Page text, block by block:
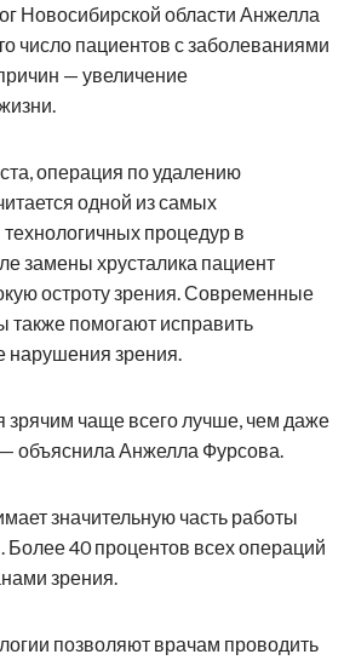
Новосибирской области Анжелла
число пациентов с заболеваниями
— увеличение
операция по удалению
одной из самых
процедур в
замены хрусталика пациент
остроту зрения. Современные
также помогают исправить
нарушения зрения.
зрячим чаще всего лучше, чем даже
объяснила Анжелла Фурсова.
значительную часть работы
Более 40 процентов всех операций
зрения.
позволяют врачам проводить